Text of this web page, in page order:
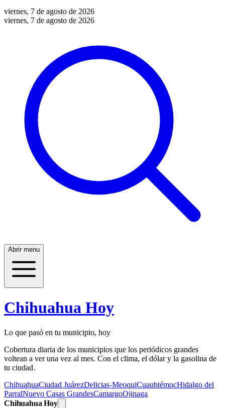
viernes, 7 de agosto de 2026
viernes, 7 de agosto de 2026
Abrir menu
Chihuahua Hoy
Lo que pasó en tu municipio, hoy
Cobertura diaria de los municipios que los periódicos grandes
voltean a ver una vez al mes. Con el clima, el dólar y la gasolina de
tu ciudad.
ChihuahuaCiudad JuárezDelicias-MeoquiCuauhtémocHidalgo del
ParralNuevo Casas GrandesCamargoOjinaga
Chihuahua Hoy